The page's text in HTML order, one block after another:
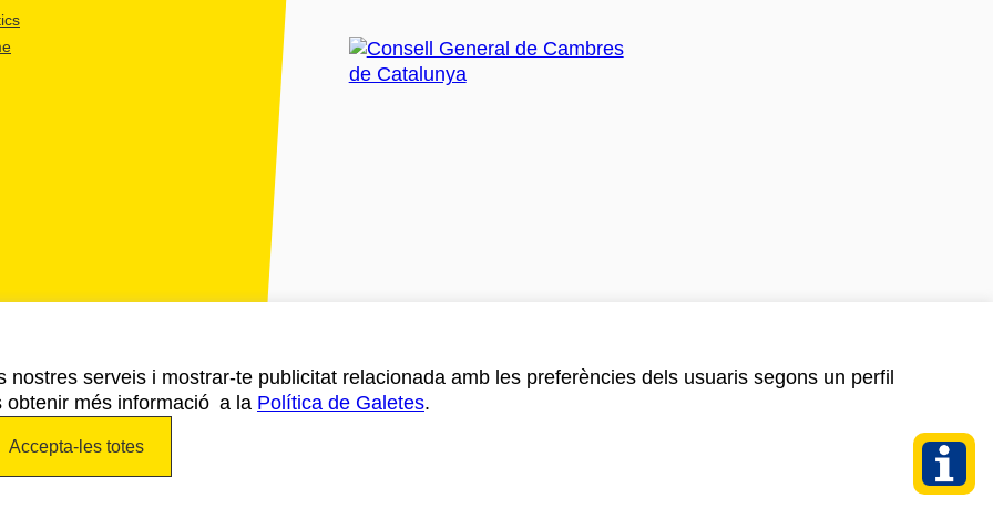
serveis i mostrar-te publicitat relacionada amb les preferències dels usuaris segons un perfil
obtenir més informació a la Política de Galetes.
Accepta-les totes